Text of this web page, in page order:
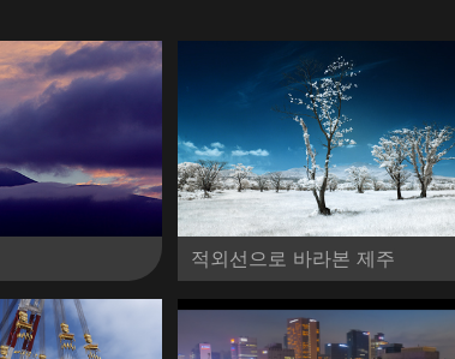
적외선으로 바라본 제주